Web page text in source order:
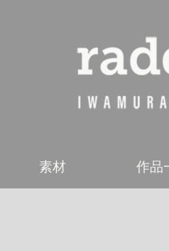
素材 作品